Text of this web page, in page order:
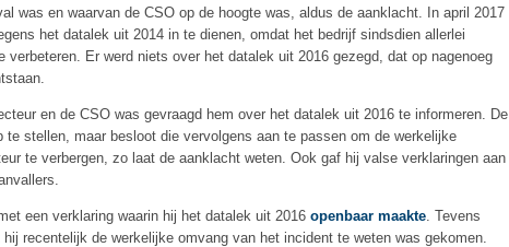
was en waarvan de CSO op de hoogte was, aldus de aanklacht. In april 2017
het datalek uit 2014 in te dienen, omdat het bedrijf sindsdien allerlei
verbeteren. Er werd niets over het datalek uit 2016 gezegd, dat op nagenoeg
en de CSO was gevraagd hem over het datalek uit 2016 te informeren. De
stellen, maar besloot die vervolgens aan te passen om de werkelijke
te verbergen, zo laat de aanklacht weten. Ook gaf hij valse verklaringen aan
een verklaring waarin hij het datalek uit 2016 openbaar maakte. Tevens
recentelijk de werkelijke omvang van het incident te weten was gekomen.